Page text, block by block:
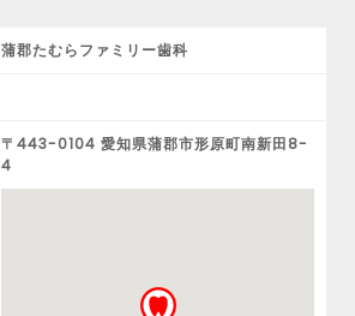
蒲郡たむらファミリー歯科
〒443-0104 愛知県蒲郡市形原町南新田8-
4